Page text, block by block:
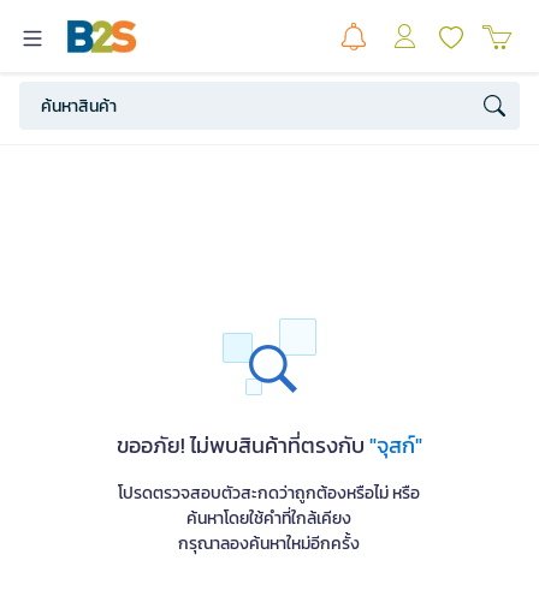
ขออภัย! ไม่พบสินค้าที่ตรงกับ"จุสก์"
โปรดตรวจสอบตัวสะกดว่าถูกต้องหรือไม่ หรือ
ค้นหาโดยใช้คำที่ใกล้เคียง
กรุณาลองค้นหาใหม่อีกครั้ง